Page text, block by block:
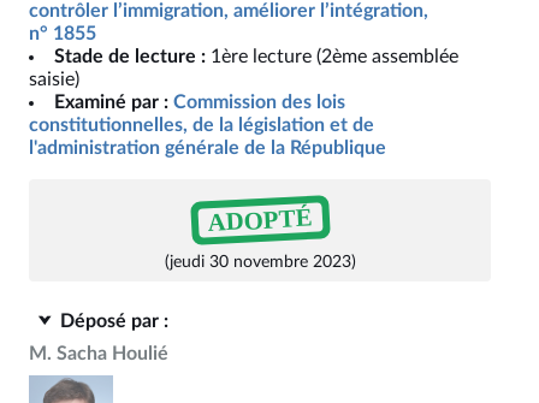
contrôler l’immigration, améliorer l’intégration,
n° 1855
Stade de lecture : 1ère lecture (2ème assemblée
saisie)
Examiné par : Commission des lois
constitutionnelles, de la législation et de
l'administration générale de la République
ADOPTÉ
(jeudi 30 novembre 2023)
Déposé par :
M. Sacha Houlié